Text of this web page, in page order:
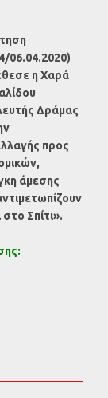
06.04.2020)
η Χαρά
Δράμας
προς
άμεσης
Σπίτι».